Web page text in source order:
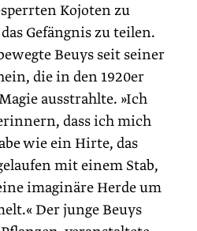
Kojoten zu
Gefängnis zu teilen.
Beuys seit seiner
die in den 1920er
ausstrahlte. »Ich
dass ich mich
wie ein Hirte, das
mit einem Stab,
imaginäre Herde um
Der junge Beuys